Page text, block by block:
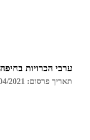
תאריך פרסום: 16/04/2021